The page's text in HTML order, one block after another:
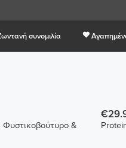
συνομιλία
&